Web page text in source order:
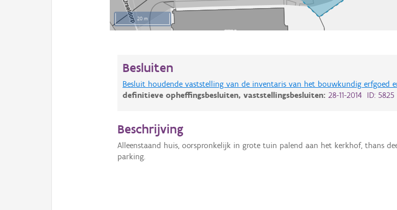
20 m
Besluiten
Besluit houdende vaststelling van de inventaris van het bouwkundig erfgoed
definitieve opheffingsbesluiten,vaststellingsbesluiten:28-11-2014 ID: 5825
Beschrijving
Alleenstaand huis, oorspronkelijk in grote tuin palend aan het kerkhof, thans
parking.